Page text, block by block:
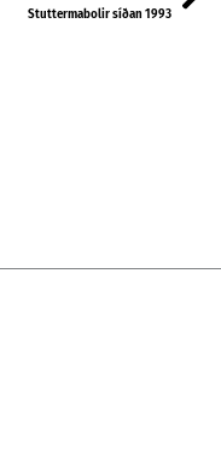
Stuttermabolir síðan 1993